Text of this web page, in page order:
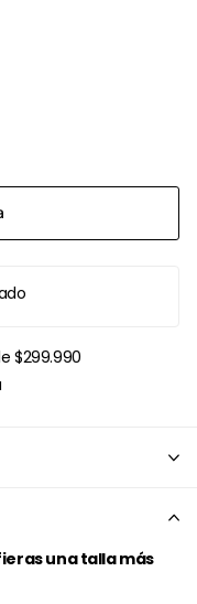
$299.990
una talla más